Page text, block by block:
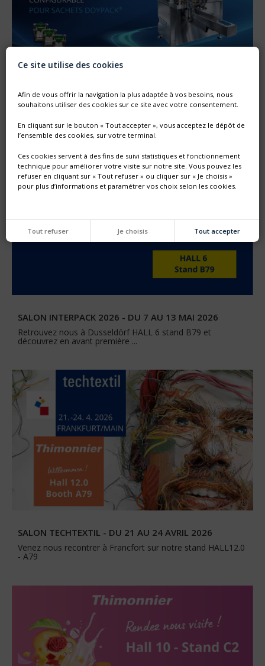
NOUVELLE GÉNÉRATION DE MACHINE SF
Thimonnier lance une nouvelle génération de machine
bouchonnage de poches préformées DOYPACK®
SALON INTERPACK 2026 - DU 7 AU 13 MAI 2026
Retrouvez nous à Dusseldörf HALL 6 stand B79 et
découvrez en avant première ...
SALON TECHTEXTIL - DU 21 AU 24 AVRIL 2026
Venez nous recontrer à Francfort sur notre stand HALL12.0
- A79
Ce site utilise des cookies
Afin de vous offrir la navigation la plus adaptée à vos besoins, nous
souhaitons utiliser des cookies sur ce site avec votre consentement.
En cliquant sur le bouton « Tout accepter », vous acceptez le dépôt de
l’ensemble des cookies, sur votre terminal.
Ces cookies servent à des fins de suivi statistiques et fonctionnement
technique pour améliorer votre visite sur notre site. Vous pouvez les
refuser en cliquant sur « Tout refuser » ou cliquer sur « Je choisis »
pour plus d’informations et paramétrer vos choix selon les cookies.
Tout refuser Je choisis Tout accepter